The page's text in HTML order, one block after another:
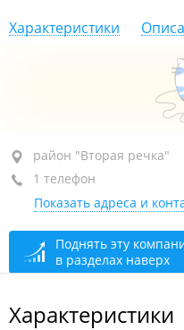
Характеристики
район "Вторая речка", ул.
ТРЦ "Дружба" бут. 218
+7 924 731-61-57
открыто: 10:00–20:00
район "Вторая речка"
1 телефон
Показать адреса и
Поднять эту
в разделах наверх
Характеристики